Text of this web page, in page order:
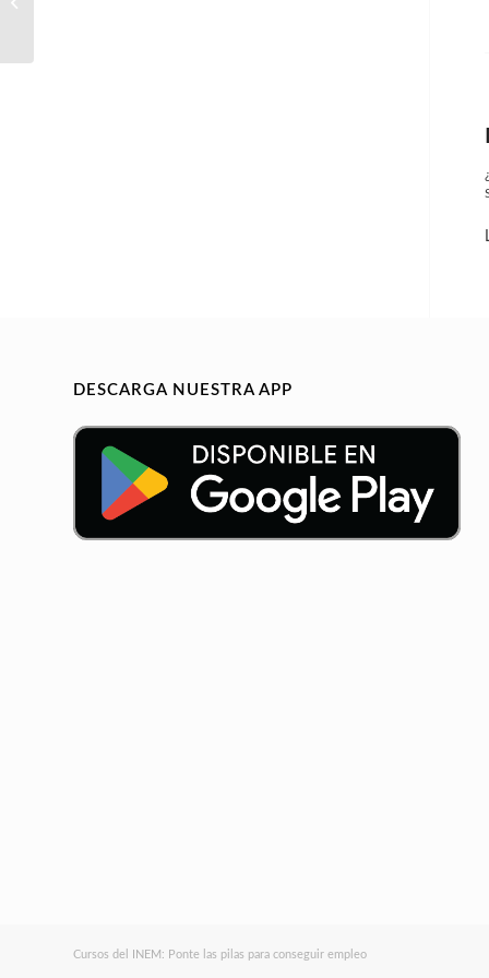
DESCARGA NUESTRA APP
Cursos del INEM: Ponte las pilas para conseguir empleo